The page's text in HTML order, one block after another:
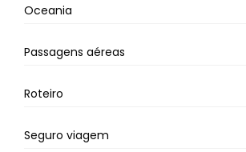
Oceania
Passagens aéreas
Roteiro
Seguro viagem